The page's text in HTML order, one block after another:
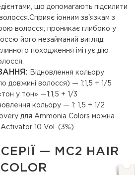
що допомагають підсилити
іонним зв'язкам з
волосся; проникає глибоко у
його незайманий вигляд.
походження імітує дію
Відновлення кольору
довжині волосся) — 1:1,5 + 1/5
у тон» —1:1,5 + 1/3
кольору — 1: 1,5 + 1/2
для Ammonia Colors можна
Activator 10 Vol. (3%).
— MC2 HAIR
COLOR